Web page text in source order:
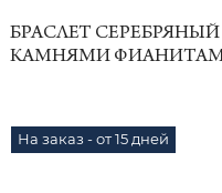
БРАСЛЕТ
КАМНЯМИ ФИАНИТАМИ
На заказ - от 15 дней